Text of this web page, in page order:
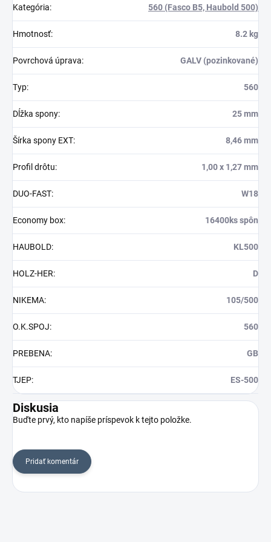
Kategória: 560 (Fasco B5, Haubold 500)
Hmotnosť: 8.2 kg
Povrchová úprava: GALV (pozinkované)
Typ: 560
Dĺžka spony: 25 mm
Šírka spony EXT: 8,46 mm
Profil drôtu: 1,00 x 1,27 mm
DUO-FAST: W18
Economy box: 16400ks spôn
HAUBOLD: KL500
HOLZ-HER: D
NIKEMA: 105/500
O.K.SPOJ: 560
PREBENA: GB
TJEP: ES-500
Diskusia
Buďte prvý, kto napíše príspevok k tejto položke.
Pridať komentár